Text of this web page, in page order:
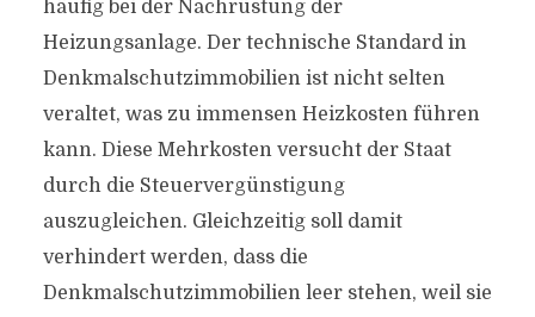
häufig bei der Nachrüstung der
Heizungsanlage. Der technische Standard in
Denkmalschutzimmobilien ist nicht selten
veraltet, was zu immensen Heizkosten führen
kann. Diese Mehrkosten versucht der Staat
durch die Steuervergünstigung
auszugleichen. Gleichzeitig soll damit
verhindert werden, dass die
Denkmalschutzimmobilien leer stehen, weil sie